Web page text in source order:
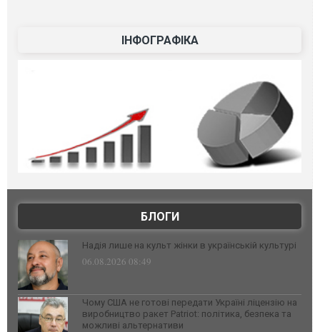
ІНФОГРАФІКА
БЛОГИ
Надія лише на культ жінки в українській культурі
06.08.2026 08:49
Чому США не готові передати Україні ліцензію на
виробництво ракет Patriot: політика, безпека та
можливі альтернативи